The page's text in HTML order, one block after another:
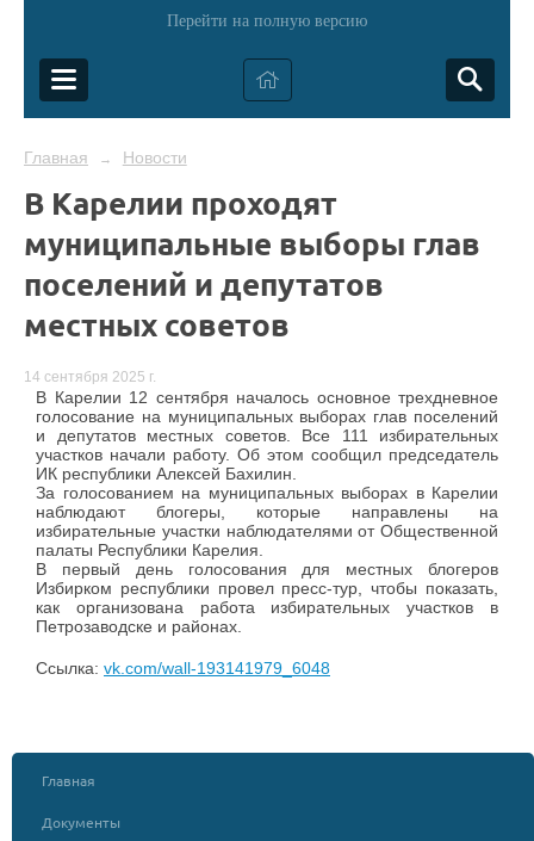
Перейти на полную версию
Главная → Новости
В Карелии проходят
муниципальные выборы глав
поселений и депутатов
местных советов
14 сентября 2025 г.
В Карелии 12 сентября началось основное трехдневное
голосование на муниципальных выборах глав поселений
и депутатов местных советов. Все 111 избирательных
участков начали работу. Об этом сообщил председатель
ИК республики Алексей Бахилин.
За голосованием на муниципальных выборах в Карелии
наблюдают блогеры, которые направлены на
избирательные участки наблюдателями от Общественной
палаты Республики Карелия.
В первый день голосования для местных блогеров
Избирком республики провел пресс-тур, чтобы показать,
как организована работа избирательных участков в
Петрозаводске и районах.
Ссылка: vk.com/wall-193141979_6048
Главная
Документы